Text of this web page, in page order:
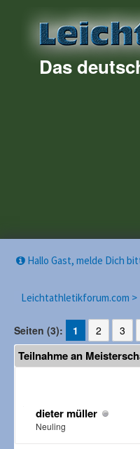
Das
Hallo Gast, melde Dich
Leichtathletikforum.com >
Seiten (3): 1 2 3
Teilnahme an
dieter müller
Neuling